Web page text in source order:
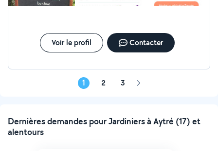
uniquement. Contact par SMS. Je dispose du matériel
Une clientèle fidèle qui s'agrandit toujours. Merci de
votre confiance.Voir le profil Contacter
1 2 3 Page
Dernières demandes pour Jardiniers à Aytré (17) et
alentours